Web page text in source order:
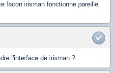
facon irisman fonctionne pareille
l'interface de irisman ?